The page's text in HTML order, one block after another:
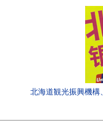
北海道観光振興機構